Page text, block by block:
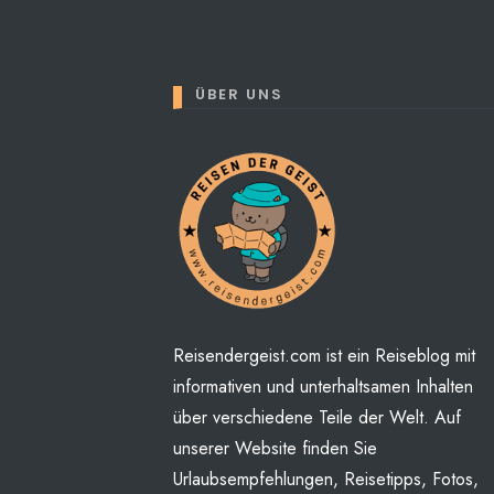
Perhaps You will find
ÜBER UNS
Reisendergeist.com ist ein Reiseblog mit
informativen und unterhaltsamen Inhalten
über verschiedene Teile der Welt. Auf
unserer Website finden Sie
Urlaubsempfehlungen, Reisetipps, Fotos,